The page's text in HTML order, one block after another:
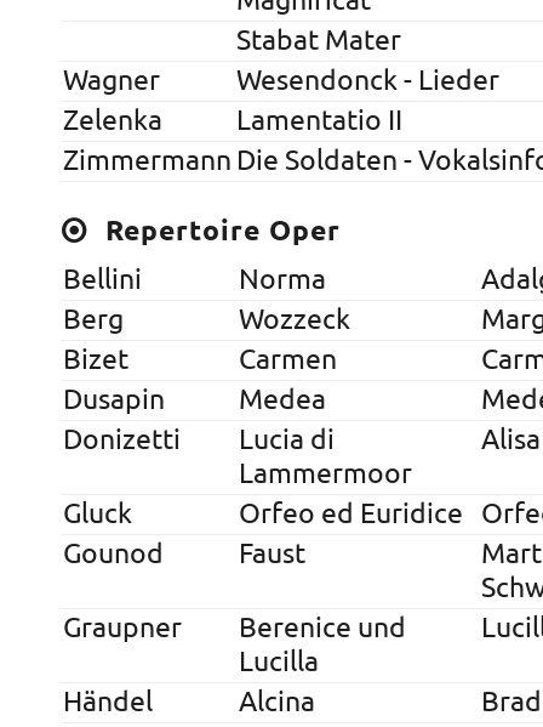
Stabat Mater
Wagner
Wesendonck - Lieder
Zelenka
Lamentatio II
Zimmermann Die Soldaten -
Repertoire Oper
Bellini Norma
Berg
Wozzeck
Bizet
Carmen
Dusapin
Medea
Donizetti
Lucia di
Lammermoor
Alisa
Gluck Orfeo ed Euridice
Gounod
Faust
Graupner
Berenice und
Lucilla
Händel Alcina